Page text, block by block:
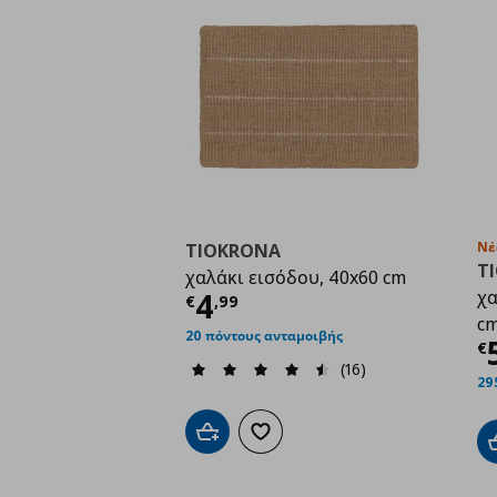
TIOKRONA
χαλάκι εισόδου, 40x60 cm
€4,99
Τρέχουσα τιμή €
20 πόντους ανταμοιβής
(16)
Προσθήκη στο καλάθι
Προσθήκη στα αγαπημένα
€